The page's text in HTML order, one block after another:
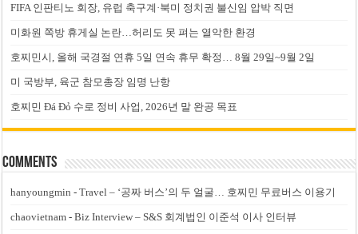
FIFA 인판티노 회장, 유럽 축구계·북미 정치권 불신임 압박 직면
미화원 쪽방 휴게실 논란…허리도 못 펴는 열악한 환경
호찌민시, 올해 국경절 연휴 5일 연속 휴무 확정… 8월 29일~9월 2일
미 국방부, 육군 참모총장 임명 난항
호찌민 Đá Đỏ 수로 정비 사업, 2026년 말 완공 목표
Comments
hanyoungmin -Travel – ‘공짜 버스’의 두 얼굴… 호찌민 무료버스 이용기
chaovietnam -Biz Interview – S&S 회계법인 이준석 이사 인터뷰